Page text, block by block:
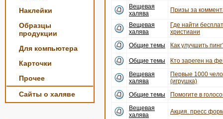
Наклейки
Образцы
продукции
Для компьютера
Карточки
Прочее
Сайты о халяве
Вещевая
халява
Призы за
Вещевая
халява
Где найти
христиани
Общие темы
Как улучшить
Общие темы
Кто зареген на
Вещевая
халява
Первые 1000
(игрушка)
Общие темы
Помогите в
Вещевая
халява
Акция. пресс